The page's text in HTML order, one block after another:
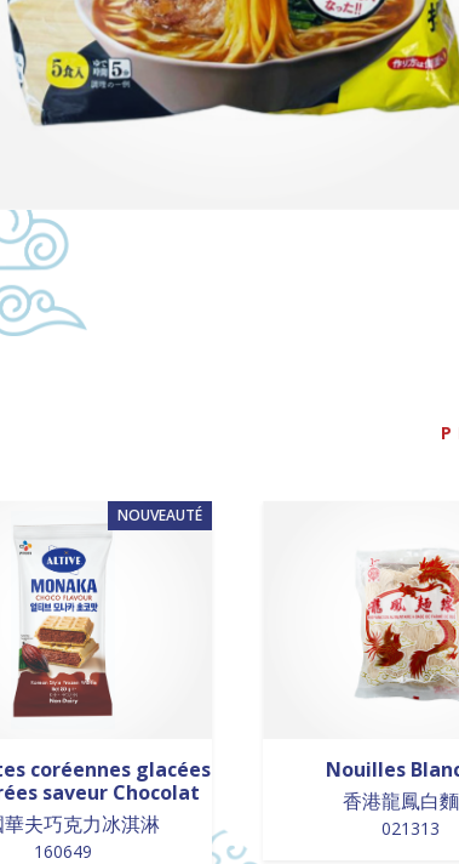
NOUVEAUTÉ
coréennes glacées
saveur Chocolat
華夫巧克力冰淇淋
160649
Nouilles
香港龍鳳白
021313